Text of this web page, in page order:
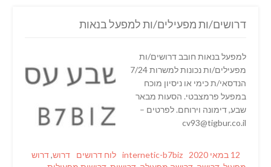
דרושים/ות מפעילים/ות למפעל בנאות
למפעל בנאות חובב דרושים/ות
מפעילים/ות נכונות למשרות 7/24
הנדסאי/ת כימי או ניסיון מוכח
במפעל פרמצבטי. הסעות מבאר
שבע, דימונה וירוחם. לפרטים –
cv93@tigbur.co.il
Posted
12 במאי 2020 Author
internetic-b7biz
Categories
לוח דרושים Tags
דרוש,דרוש